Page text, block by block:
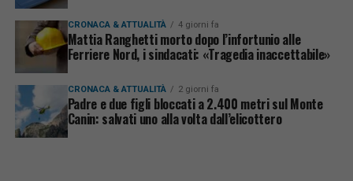
CRONACA & ATTUALITÀ 4 giorni fa
Mattia Ranghetti morto dopo l’infortunio alle
Ferriere Nord, i sindacati: «Tragedia inaccettabile»
CRONACA & ATTUALITÀ 2 giorni fa
Padre e due figli bloccati a 2.400 metri sul Monte
Canin: salvati uno alla volta dall’elicottero